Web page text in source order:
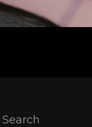
Search